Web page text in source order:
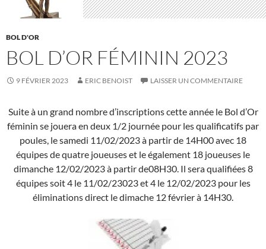
BOL D'OR
BOL D’OR FÉMININ 2023
9 FÉVRIER 2023 ERIC BENOIST LAISSER UN COMMENTAIRE
Suite à un grand nombre d’inscriptions cette année le Bol d’Or
féminin se jouera en deux 1/2 journée pour les qualificatifs par
poules, le samedi 11/02/2023 à partir de 14H00 avec 18
équipes de quatre joueuses et le également 18 joueuses le
dimanche 12/02/2023 à partir de08H30. Il sera qualifiées 8
équipes soit 4 le 11/02/23023 et 4 le 12/02/2023 pour les
éliminations direct le dimache 12 février à 14H30.